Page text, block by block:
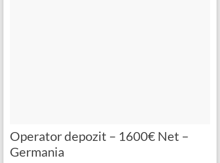
Operator depozit – 1600€ Net –
Germania